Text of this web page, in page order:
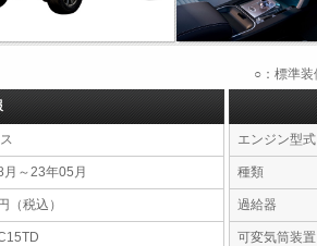
○：標準
～23年05月
（税込）
エンジン型式
種類
過給器
可変気筒装置